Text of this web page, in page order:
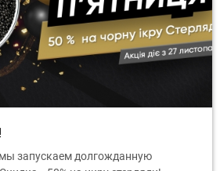
запускаем долгожданную